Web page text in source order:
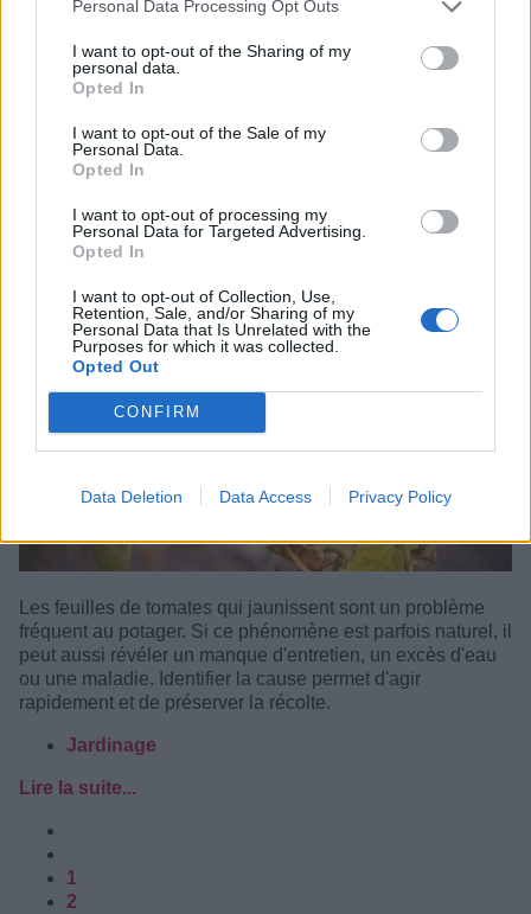
Personal Data Processing Opt Outs
I want to opt-out of the Sharing of my
personal data.
Opted In
I want to opt-out of the Sale of my
Personal Data.
Opted In
I want to opt-out of processing my
Personal Data for Targeted Advertising.
Opted In
I want to opt-out of Collection, Use,
Retention, Sale, and/or Sharing of my
Personal Data that Is Unrelated with the
Purposes for which it was collected.
Opted Out
CONFIRM
Data Deletion Data Access Privacy Policy
conditions de culture ou la météo. Voici les principales
Jardinage
Lire la suite...
Pourquoi les feuilles de tomates
jaunissent ?
Catégorie :
Les feuilles de tomates qui jaunissent sont un problème
fréquent au potager. Si ce phénomène est parfois naturel, il
peut aussi révéler un manque d'entretien, un excès d'eau
ou une maladie. Identifier la cause permet d'agir
rapidement et de préserver la récolte.
Jardinage
Lire la suite...
1
2